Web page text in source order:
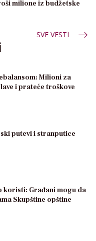
milione iz budžetske
SVE VESTI
Milioni za
i prateće troškove
putevi i stranputice
koristi: Građani mogu da
Skupštine opštine